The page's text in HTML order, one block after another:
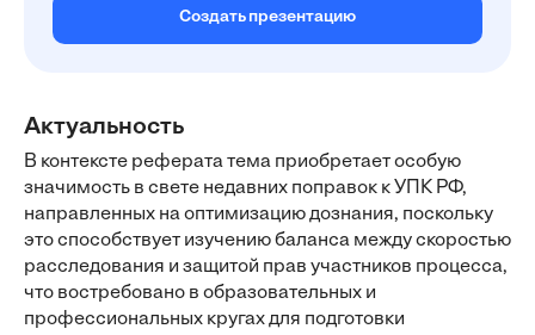
Создать презентацию
Актуальность
В контексте реферата тема приобретает особую
значимость в свете недавних поправок к УПК РФ,
направленных на оптимизацию дознания, поскольку
это способствует изучению баланса между скоростью
расследования и защитой прав участников процесса,
что востребовано в образовательных и
профессиональных кругах для подготовки